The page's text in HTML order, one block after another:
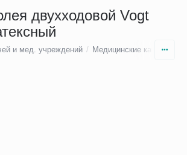
двухходовой Vogt
и мед. учреждений / Медицинские катетеры